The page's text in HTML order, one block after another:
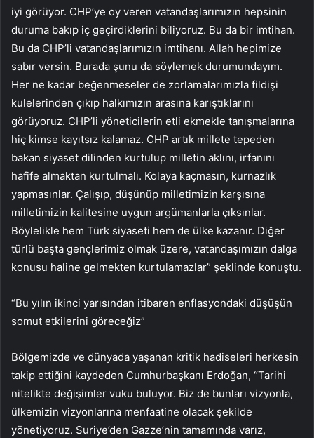
iyi görüyor. CHP’ye oy veren vatandaşlarımızın hepsinin
duruma bakıp iç geçirdiklerini biliyoruz. Bu da bir imtihan.
Bu da CHP’li vatandaşlarımızın imtihanı. Allah hepimize
sabır versin. Burada şunu da söylemek durumundayım.
Her ne kadar beğenmeseler de zorlamalarımızla fildişi
kulelerinden çıkıp halkımızın arasına karıştıklarını
görüyoruz. CHP’li yöneticilerin etli ekmekle tanışmalarına
hiç kimse kayıtsız kalamaz. CHP artık millete tepeden
bakan siyaset dilinden kurtulup milletin aklını, irfanını
hafife almaktan kurtulmalı. Kolaya kaçmasın, kurnazlık
yapmasınlar. Çalışıp, düşünüp milletimizin karşısına
milletimizin kalitesine uygun argümanlarla çıksınlar.
Böylelikle hem Türk siyaseti hem de ülke kazanır. Diğer
türlü başta gençlerimiz olmak üzere, vatandaşımızın dalga
konusu haline gelmekten kurtulamazlar” şeklinde konuştu.
“Bu yılın ikinci yarısından itibaren enflasyondaki düşüşün
somut etkilerini göreceğiz”
Bölgemizde ve dünyada yaşanan kritik hadiseleri herkesin
takip ettiğini kaydeden Cumhurbaşkanı Erdoğan, “Tarihi
nitelikte değişimler vuku buluyor. Biz de bunları vizyonla,
ülkemizin vizyonlarına menfaatine olacak şekilde
yönetiyoruz. Suriye’den Gazze’nin tamamında varız,